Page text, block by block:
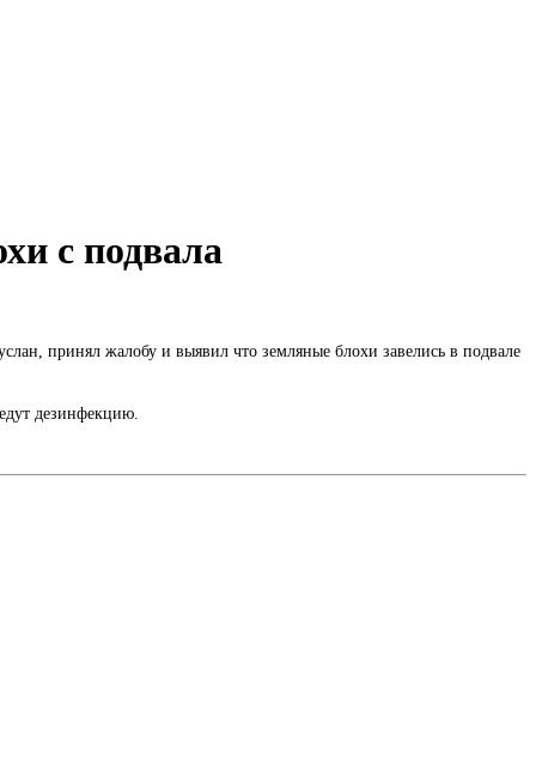
с подвала
принял жалобу и выявил что земляные блохи завелись в подвале
дезинфекцию.